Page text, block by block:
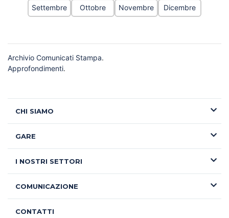
Settembre Ottobre Novembre Dicembre
Archivio Comunicati Stampa.
Approfondimenti.
CHI SIAMO
GARE
I NOSTRI SETTORI
COMUNICAZIONE
CONTATTI